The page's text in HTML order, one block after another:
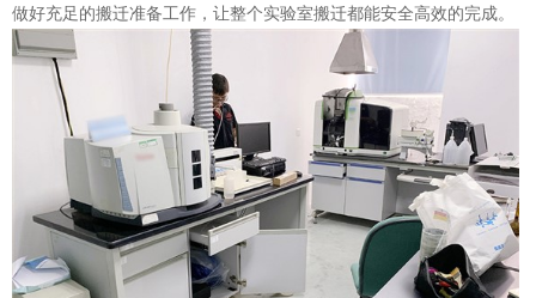
做好充足的搬迁准备工作，让整个实验室搬迁都能安全高效的完成。